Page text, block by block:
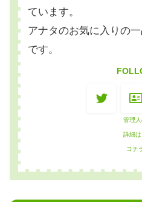
ています。
アナタのお気に入りの
です。
管理
詳細
コチ